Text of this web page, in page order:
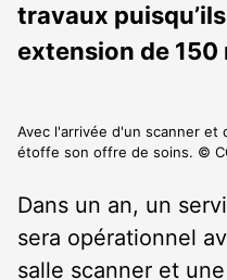
travaux
extension de 150
Avec l'arrivée d'un scanner et
étoffe son offre de soins. ©
Dans un an, un
sera opérationnel
salle scanner et